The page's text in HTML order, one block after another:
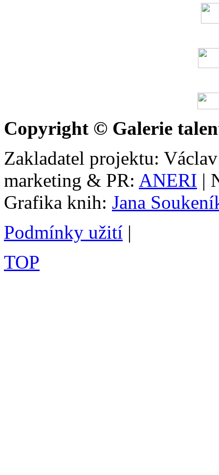
Copyright © Galerie
Zakladatel projektu:
marketing & PR: ANERI |
Grafika knih: Jana
Podmínky užití |
TOP